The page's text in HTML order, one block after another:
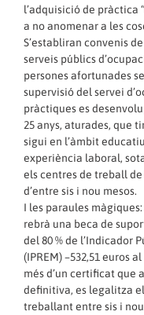
l’adquisició de pràctica
a no anomenar a les
S’establiran convenis
serveis públics
persones afortunades
supervisió del servei
pràctiques es
25 anys, aturades, que
sigui en l’àmbit
experiència laboral,
els centres de treball
d’entre sis i nou mesos.
I les paraules
rebrà una beca de
del 80 % de l’Indicador
(IPREM) –532,51 euros
més d’un certificat que
definitiva, es legalitza
treballant entre sis i